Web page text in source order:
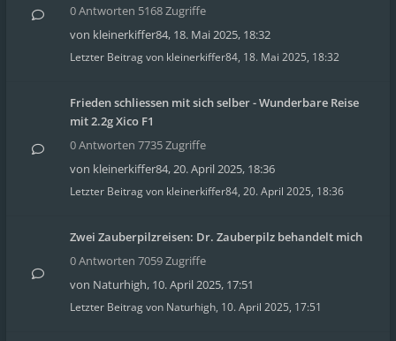
0 Antworten 5168 Zugriffe
von kleinerkiffer84, 18. Mai 2025, 18:32
Letzter Beitrag von kleinerkiffer84, 18. Mai 2025, 18:32
Frieden schliessen mit sich selber - Wunderbare Reise
mit 2.2g Xico F1
0 Antworten 7735 Zugriffe
von kleinerkiffer84,20. April 2025, 18:36
Letzter Beitrag von kleinerkiffer84, 20. April 2025, 18:36
Zwei Zauberpilzreisen: Dr. Zauberpilz behandelt mich
0 Antworten 7059 Zugriffe
von Naturhigh, 10. April 2025, 17:51
Letzter Beitrag von Naturhigh, 10. April 2025, 17:51